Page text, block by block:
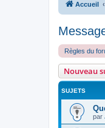
Accueil
Règles du
Nouveau
SUJETS
par